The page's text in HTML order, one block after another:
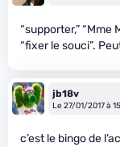
“supporter,” “Mme
“fixer le souci”.
jb18v
Le 27/01/2017 à
c’est le bingo de